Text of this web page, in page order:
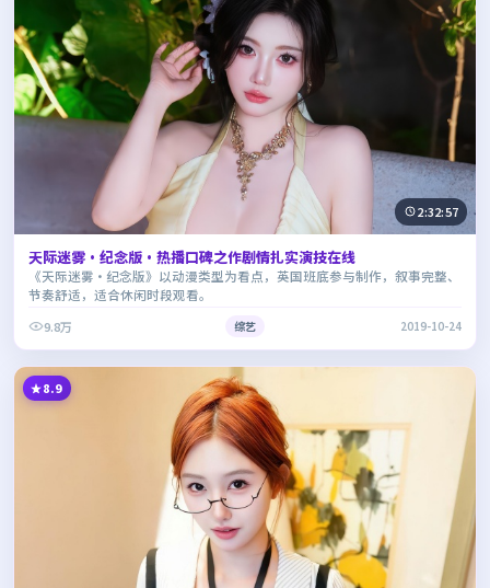
2:32:57
天际迷雾·纪念版·热播口碑之作剧情扎实演技在线
《天际迷雾·纪念版》以动漫类型为看点，英国班底参与制作，叙事完整、
节奏舒适，适合休闲时段观看。
9.8万
综艺 2019-10-24
8.9